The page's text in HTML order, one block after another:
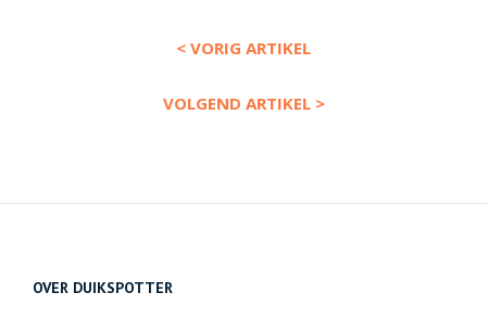
< VORIG ARTIKEL
VOLGEND ARTIKEL >
OVER DUIKSPOTTER